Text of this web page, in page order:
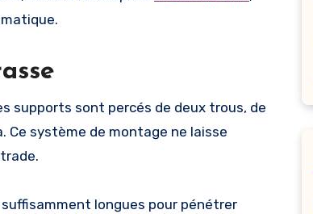
supports sont percés de deux trous, de
Ce système de montage ne laisse
suffisamment longues pour pénétrer